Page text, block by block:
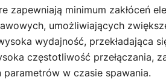
zapewniają minimum zakłóceń
umożliwiających
wydajność, przekładająca
częstotliwość przełączania,
parametrów w czasie spawania.